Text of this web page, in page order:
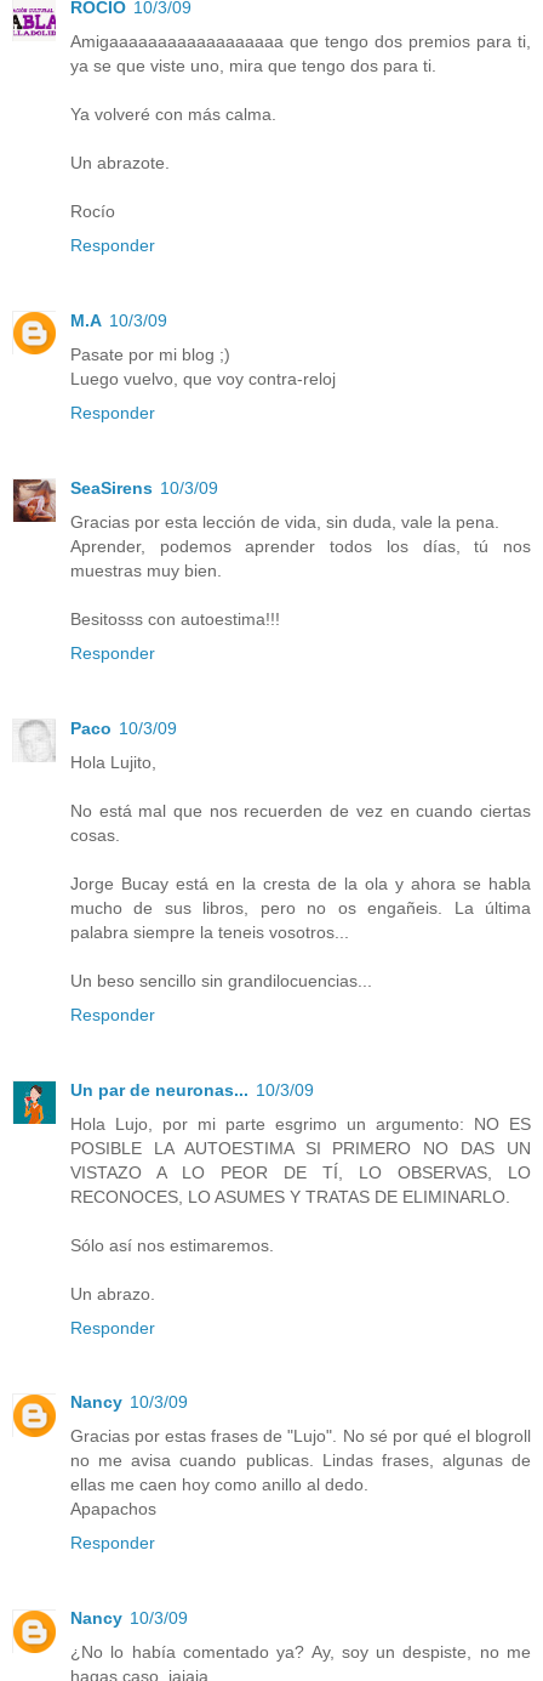
ROCIO 10/3/09
Amigaaaaaaaaaaaaaaaaaa que tengo dos premios para ti,
ya se que viste uno, mira que tengo dos para ti.
Ya volveré con más calma.
Un abrazote.
Rocío
Responder
M.A 10/3/09
Pasate por mi blog ;)
Luego vuelvo, que voy contra-reloj
Responder
SeaSirens 10/3/09
Gracias por esta lección de vida, sin duda, vale la pena.
Aprender, podemos aprender todos los días, tú nos
muestras muy bien.
Besitosss con autoestima!!!
Responder
Paco 10/3/09
Hola Lujito,
No está mal que nos recuerden de vez en cuando ciertas
cosas.
Jorge Bucay está en la cresta de la ola y ahora se habla
mucho de sus libros, pero no os engañeis. La última
palabra siempre la teneis vosotros...
Un beso sencillo sin grandilocuencias...
Responder
Un par de neuronas... 10/3/09
Hola Lujo, por mi parte esgrimo un argumento: NO ES
POSIBLE LA AUTOESTIMA SI PRIMERO NO DAS UN
VISTAZO A LO PEOR DE TÍ, LO OBSERVAS, LO
RECONOCES, LO ASUMES Y TRATAS DE ELIMINARLO.
Sólo así nos estimaremos.
Un abrazo.
Responder
Nancy 10/3/09
Gracias por estas frases de "Lujo". No sé por qué el blogroll
no me avisa cuando publicas. Lindas frases, algunas de
ellas me caen hoy como anillo al dedo.
Apapachos
Responder
Nancy 10/3/09
¿No lo había comentado ya? Ay, soy un despiste, no me
hagas caso, jajaja